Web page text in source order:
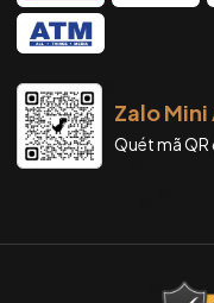
Zalo Mini
Quét mã